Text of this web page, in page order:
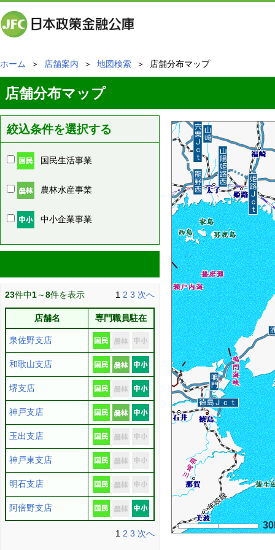
ホーム ＞ 店舗案内 ＞ 地図検索 ＞ 店舗分布マップ
店舗分布マップ
絞込条件を選択する
国民生活事業
農林水産事業
中小企業事業
23件中1～8件を表示 1 2 3 次へ
店舗名 専門職員駐在
泉佐野支店
和歌山支店
堺支店
神戸支店
玉出支店
神戸東支店
明石支店
阿倍野支店
1 2 3 次へ